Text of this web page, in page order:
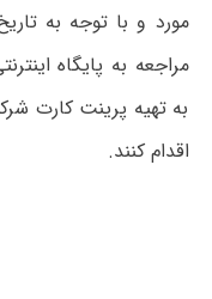
مورد و با توجه به
مراجعه به پایگاه
به تهیه پرینت کارت
اقدام کنند.